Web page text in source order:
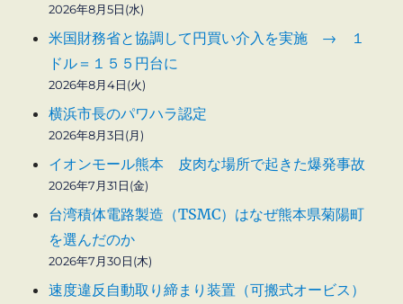
2026年8月5日(水)
米国財務省と協調して円買い介入を実施 → １
ドル＝１５５円台に
2026年8月4日(火)
横浜市長のパワハラ認定
2026年8月3日(月)
イオンモール熊本 皮肉な場所で起きた爆発事故
2026年7月31日(金)
台湾積体電路製造（TSMC）はなぜ熊本県菊陽町
を選んだのか
2026年7月30日(木)
速度違反自動取り締まり装置（可搬式オービス）